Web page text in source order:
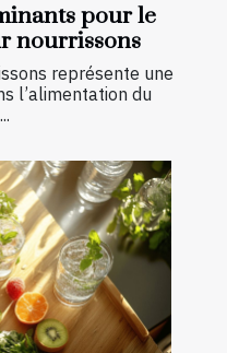
pour le
nourrissons
représente une
l’alimentation du